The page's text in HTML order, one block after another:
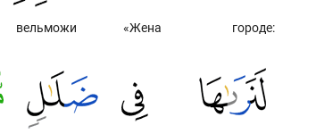
городе:
«Жена
вельможи